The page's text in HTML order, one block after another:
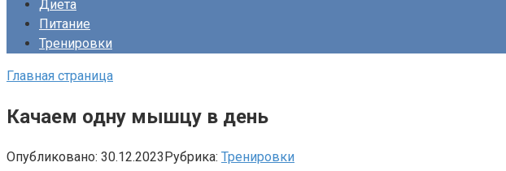
Диета
Питание
Тренировки
Главная страница
Качаем одну мышцу в день
Опубликовано: 30.12.2023Рубрика: Тренировки